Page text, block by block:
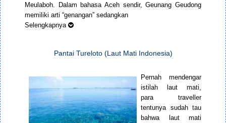
Meulaboh. Dalam bahasa Aceh sendir, Geunang Geudong
memiliki arti “genangan” sedangkan
Selengkapnya
Pantai Tureloto (Laut Mati Indonesia)
Pernah mendengar
istilah laut mati,
para traveller
tentunya sudah tau
bahwa laut mati